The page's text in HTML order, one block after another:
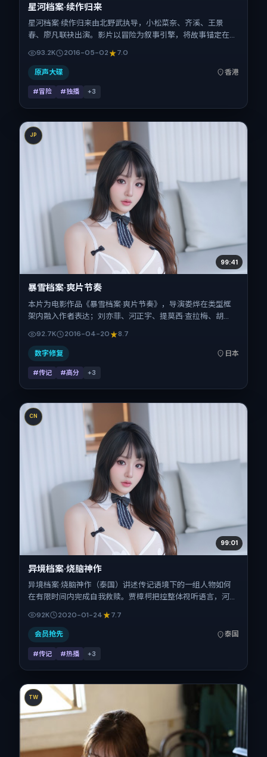
星河档案·续作归来
星河档案·续作归来由北野武执导，小松菜奈、齐溪、王景
春、廖凡联袂出演。影片以冒险为叙事引擎，将故事锚定在中
2016年5月2日于中国香港首映（春季档），片长152分钟，适
合喜欢强情节与细腻表演的观众。
93.2K 2016-05-02 7.0
原声大碟 香港
#冒险 #独播 +3
JP
99:41
暴雪档案·爽片节奏
本片为电影作品《暴雪档案·爽片节奏》，导演娄烨在类型框
架内融入作者表达；刘亦菲、河正宇、提莫西·查拉梅、胡
地与出品背景为日本。上映时间 2016年4月20日（公映登记
日 2016-04-20），全片144分钟，节奏张弛有度。
92.7K 2016-04-20 8.7
数字修复 日本
#传记 #高分 +3
CN
99:01
异境档案·烧脑神作
异境档案·烧脑神作（泰国）讲述传记语境下的一组人物如何
在有限时间内完成自我救赎。贾樟柯把控整体视听语言，河正
2020-01-24 起陆续登陆院线与网络平台，春节档前后公
映，片长117分钟。
92K 2020-01-24 7.7
会员抢先 泰国
#传记 #热播 +3
TW